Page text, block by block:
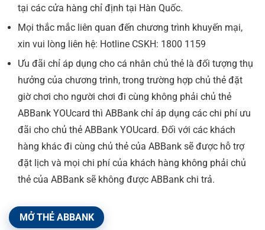
tại các cửa hàng chỉ định tại Hàn Quốc.
Mọi thắc mắc liên quan đến chương trình khuyến mại,
xin vui lòng liên hệ: Hotline CSKH: 1800 1159
Ưu đãi chỉ áp dụng cho cá nhân chủ thẻ là đối tượng thụ
hưởng của chương trình, trong trường hợp chủ thẻ đặt
giờ chơi cho người chơi đi cùng không phải chủ thẻ
ABBank YOUcard thì ABBank chỉ áp dụng các chi phí ưu
đãi cho chủ thẻ ABBank YOUcard. Đối với các khách
hàng khác đi cùng chủ thẻ của ABBank sẽ được hỗ trợ
đặt lịch và mọi chi phí của khách hàng không phải chủ
thẻ của ABBank sẽ không được ABBank chi trả.
MỞ THẺ ABBANK